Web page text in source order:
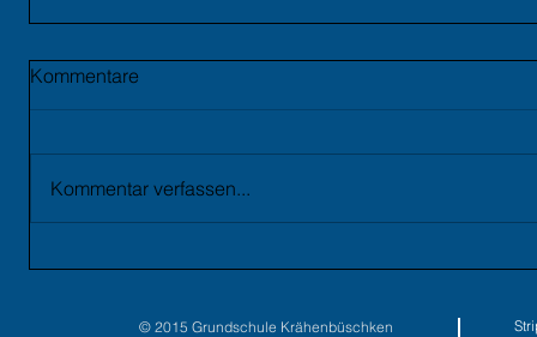
Kommentare
Kommentar verfassen...
© 2015 Grundschule Krähenbüschken